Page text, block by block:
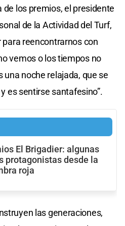
de los premios, el presidente
de la Actividad del Turf,
para reencontrarnos con
vemos o los tiempos no
una noche relajada, que se
y es sentirse santafesino”.
El Brigadier: algunas
protagonistas desde la
roja
las generaciones,